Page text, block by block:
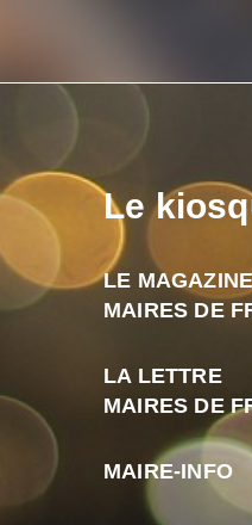
Le
LE MAGAZINE
MAIRES DE
LA LETTRE
MAIRES DE
MAIRE-INFO